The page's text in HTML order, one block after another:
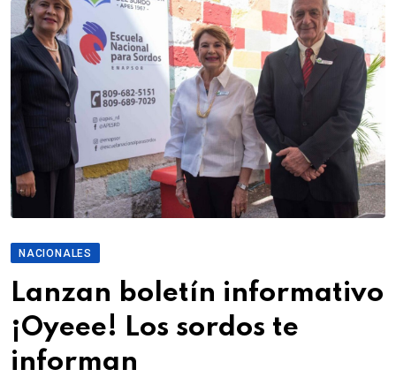
NACIONALES
Lanzan boletín informativo
¡Oyeee! Los sordos te
informan